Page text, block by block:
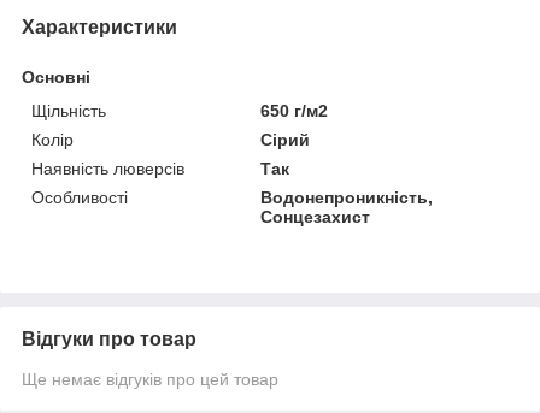
Характеристики
Основні
Щільність
650 г/м2
Колір
Сірий
Наявність люверсів
Так
Особливості
Водонепроникність,
Сонцезахист
Відгуки про товар
Ще немає відгуків про цей товар